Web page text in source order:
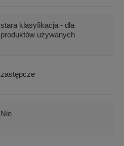
stara klasyfikacja - dla
produktów używanych
zastępcze
Nie